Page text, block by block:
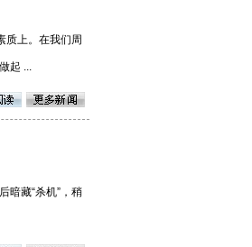
质上。在我们周
起 ...
暗藏“杀机”，稍